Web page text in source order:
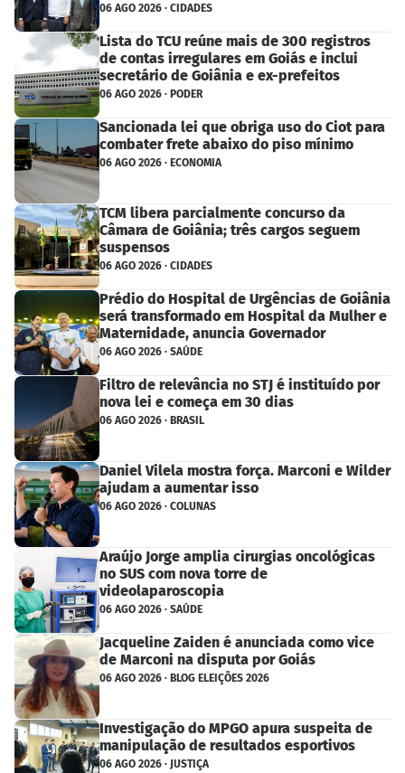
06 AGO 2026 · CIDADES
Lista do TCU reúne mais de 300 registros
de contas irregulares em Goiás e inclui
secretário de Goiânia e ex-prefeitos
06 AGO 2026 · PODER
Sancionada lei que obriga uso do Ciot para
combater frete abaixo do piso mínimo
06 AGO 2026 · ECONOMIA
TCM libera parcialmente concurso da
Câmara de Goiânia; três cargos seguem
suspensos
06 AGO 2026 · CIDADES
Prédio do Hospital de Urgências de Goiânia
será transformado em Hospital da Mulher e
Maternidade, anuncia Governador
06 AGO 2026 · SAÚDE
Filtro de relevância no STJ é instituído por
nova lei e começa em 30 dias
06 AGO 2026 · BRASIL
Daniel Vilela mostra força. Marconi e Wilder
ajudam a aumentar isso
06 AGO 2026 · COLUNAS
Araújo Jorge amplia cirurgias oncológicas
no SUS com nova torre de
videolaparoscopia
06 AGO 2026 · SAÚDE
Jacqueline Zaiden é anunciada como vice
de Marconi na disputa por Goiás
06 AGO 2026 · BLOG ELEIÇÕES 2026
Investigação do MPGO apura suspeita de
manipulação de resultados esportivos
06 AGO 2026 · JUSTIÇA